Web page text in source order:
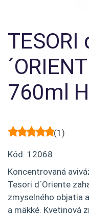
TESORI
760ml
(1 )
Kód: 12068
Koncentrovaná
Tesori d´Oriente
zmyselného objatia
a mäkké. Kvetinová